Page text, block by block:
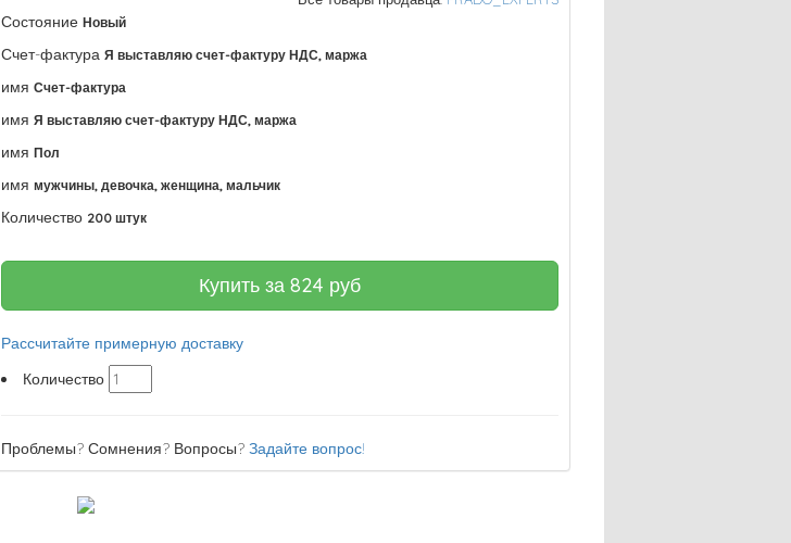
Состояние Новый
Счет-фактура Я выставляю счет-фактуру НДС, маржа
имя Счет-фактура
имя Я выставляю счет-фактуру НДС, маржа
имя Пол
имя мужчины, девочка, женщина, мальчик
Количество 200 штук
Купить за824 руб
Рассчитайте примерную доставку
Количество
Проблемы? Сомнения? Вопросы?Задайте вопрос!